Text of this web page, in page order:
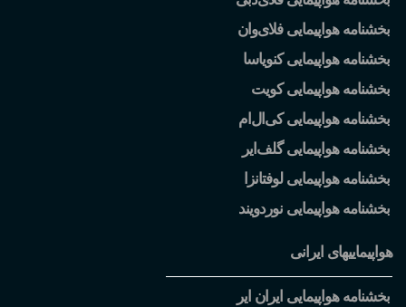
بخشنامه هواپیمایی فلایوان
بخشنامه هواپیمایی کنویاسا
بخشنامه هواپیمایی کویت
بخشنامه هواپیمایی کی ال ام
بخشنامه هواپیمایی گلف ایر
بخشنامه هواپیمایی لوفتانزا
بخشنامه هواپیمایی نوردویند
هواپیماییهای ایرانی
بخشنامه هواپیمایی ایران ایر